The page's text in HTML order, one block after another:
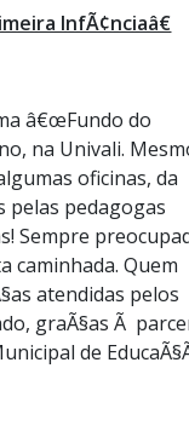
InfÃ¢nciaâ€
â€œFundo do
na Univali.
oficinas, da
pelas pedagogas
Sempre
caminhada. Quem
atendidas pelos
graÃ§as Ã
de